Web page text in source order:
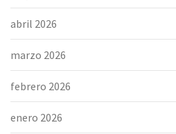
abril 2026
marzo 2026
febrero 2026
enero 2026